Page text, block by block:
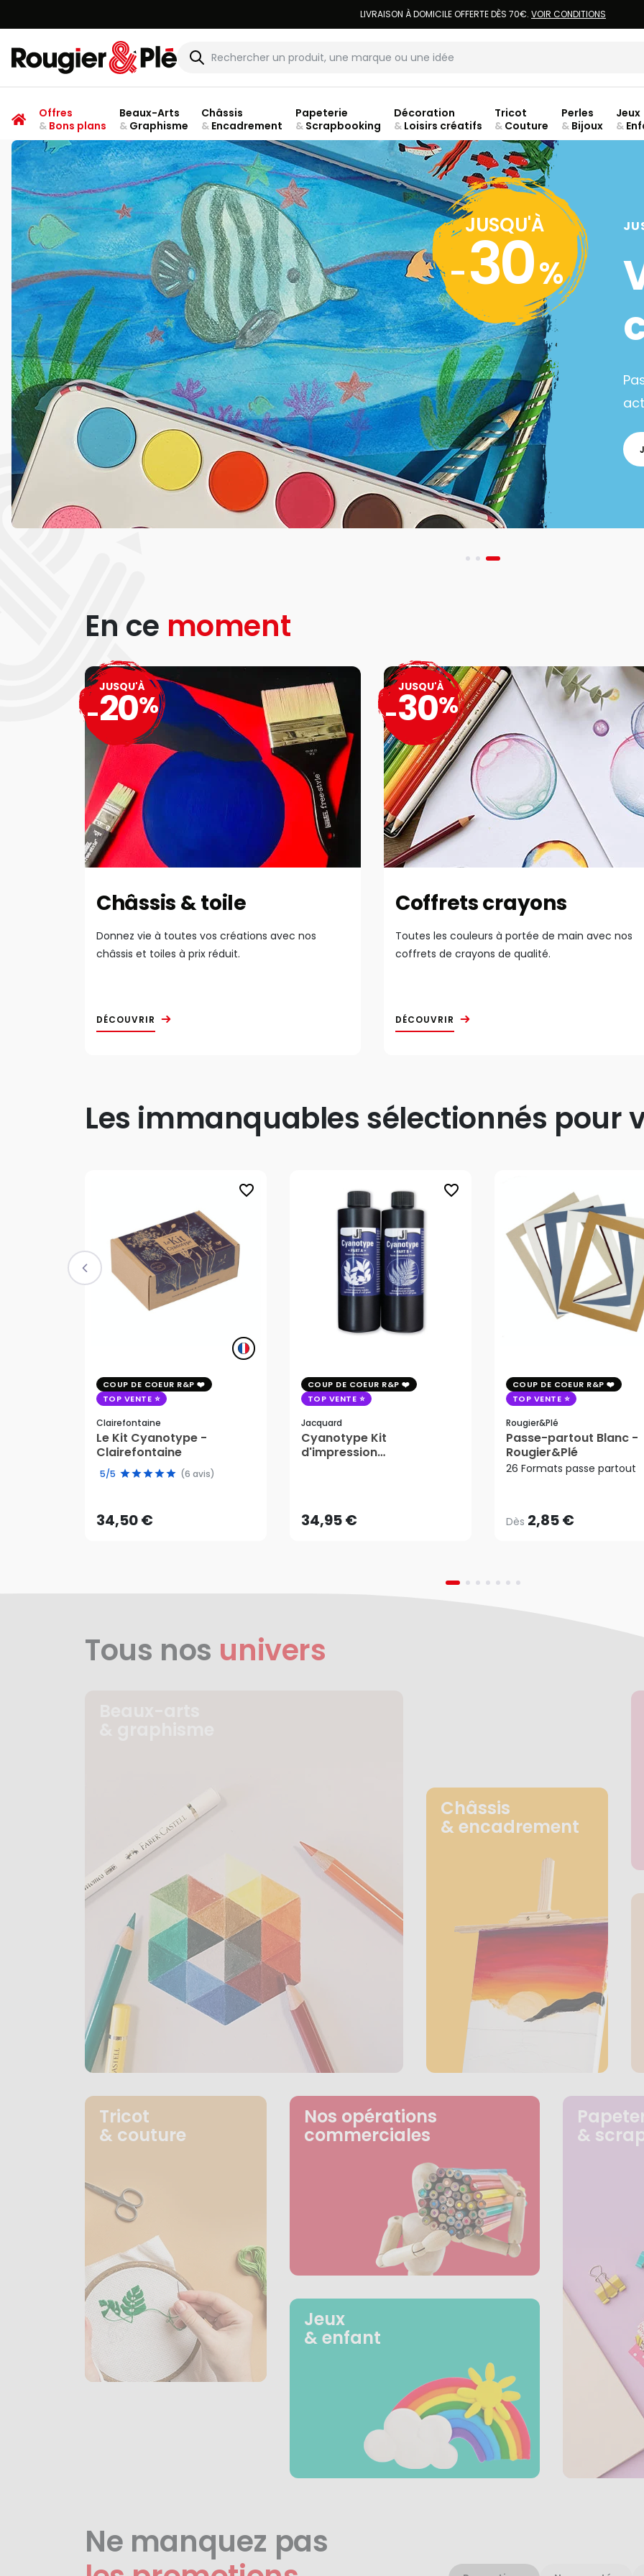
LIVRAISON À DOMICILE OFFERTE DÈS 70€. VOIR CONDITIONS
Rougier & Plé
Offres
&Bons plans
Beaux-Arts
&Graphisme
Châssis
&Encadrement
Papeterie
&Scrapbooking
Décoration
&Loisirs créatifs
Tricot
& Couture
Perles
& Bijoux
Jeux
&
JUSQU'À
-30%
En ce moment
Châssis & toile
Donnez vie à toutes vos créations avec nos
châssis et toiles à prix réduit.
DÉCOUVRIR
JUSQU'À
-20%
Coffrets crayons
Toutes les couleurs à portée de main avec nos
coffrets de crayons de qualité.
DÉCOUVRIR
JUSQU'À
-30%
Les immanquables sélectionnés pour
favorite_border
COUP DE COEUR R&P
TOP VENTE
Clairefontaine
Le Kit Cyanotype -
Clairefontaine
5/5 (6 avis)
34,50 €
34,50 €
AJOUTER AU PANIER
favorite_border
COUP DE COEUR R&P
TOP VENTE
Jacquard
Cyanotype Kit
d'impression
34,95 €AJOUTER AU PANIER
COUP DE COEUR R&P
TOP VENTE
Rougier&plé
Passe-partout Blanc -
Rougier&Plé
26 Formats passe partout
Dès 2,85 €
Dès2,85 €
Tous nos univers
Châssis
& encadrement
Tricot
& couture
Nos opérations
commerciales
Jeux
& enfant
&
Ne manquez pas